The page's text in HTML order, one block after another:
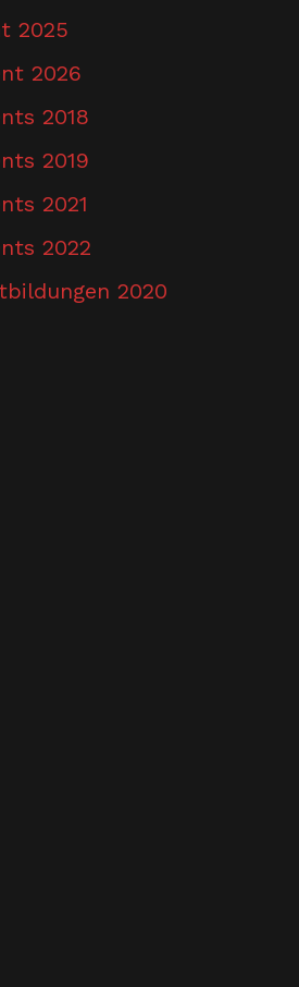
2025
2026
2018
2019
2021
2022
2020